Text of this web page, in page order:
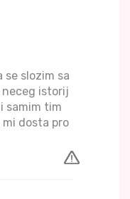
se slozim sa
istorij
samim tim
mi dosta pro